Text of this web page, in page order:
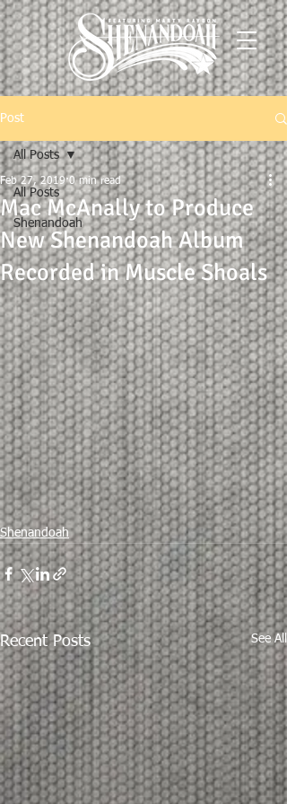
Post
All Posts
Shenandoah
All Posts
Mac McAnally to Produce
New Shenandoah Album
Recorded in Muscle Shoals
Feb 27, 2019 0 min read
Shenandoah
Recent Posts See All